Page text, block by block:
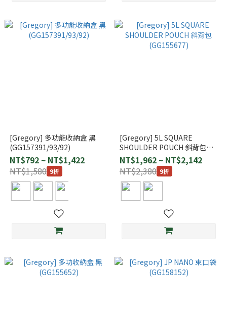
[Gregory] 多功能收納盒 黑
(GG157391/93/92)
NT$792 ~ NT$1,422
NT$1,580 9折
[Gregory] 5L SQUARE
SHOULDER POUCH 斜背包
(GG155677)
NT$1,962 ~ NT$2,142
NT$2,380 9折